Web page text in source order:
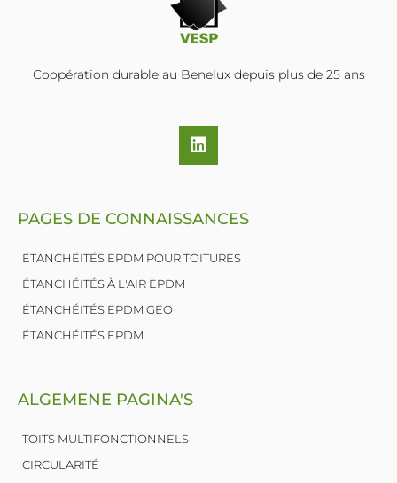
Coopération durable au Benelux depuis plus de 25 ans
L
i
n
d
n
PAGES DE CONNAISSANCES
ÉTANCHÉITÉS EPDM POUR TOITURES
ÉTANCHÉITÉS À L'AIR EPDM
ÉTANCHÉITÉS EPDM GEO
ÉTANCHÉITÉS EPDM
ALGEMENE PAGINA'S
TOITS MULTIFONCTIONNELS
CIRCULARITÉ